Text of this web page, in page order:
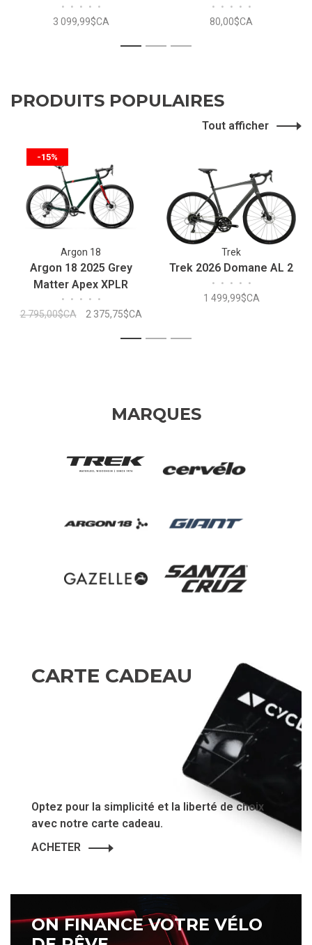
• • • • •
3 099,99$CA
• • • • •
80,00$CA
1 2 3
PRODUITS POPULAIRES
Tout afficher
-15%
Argon 18
Argon 18 2025 Grey
Matter Apex XPLR
• • • • •
2 795,00$CA 2 375,75$CA
Trek
Trek 2026 Domane AL 2
• • • • •
1 499,99$CA
1 2 3
MARQUES
CARTE CADEAU
Optez pour la simplicité et la liberté de choix
avec notre carte cadeau.
ACHETER
ON FINANCE VOTRE VÉLO